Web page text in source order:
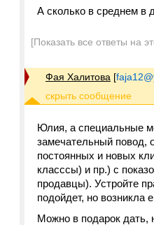
А сколько в среднем в
[Показать все ответы на
Фая Халитова [
Юлия, а специальные
замечательный повод,
постоянных и новых
класссы) и пр.) с
продавцы). Устройте
подойдет, но возникла
Можно в подарок дать,